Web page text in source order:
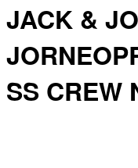
JACK &
SS CREW